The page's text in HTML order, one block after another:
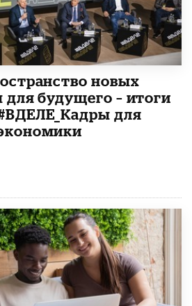
новых
будущего – итоги
для